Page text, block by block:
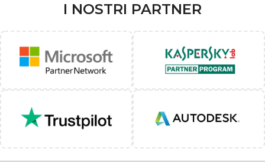
I NOSTRI PARTNER